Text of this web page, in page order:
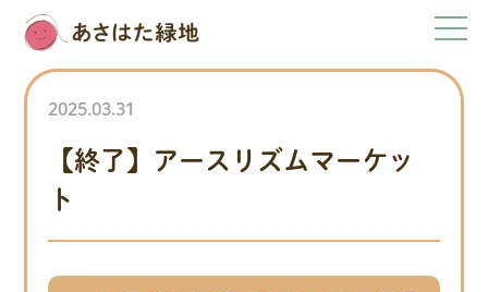
2025.03.31
【終了】アースリズムマーケッ
ト